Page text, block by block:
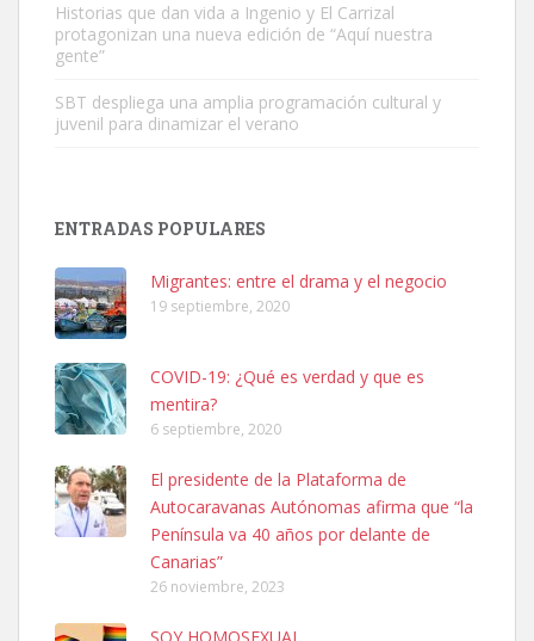
Leales.org » Gran Canaria
Ninfa perdida
El día 5 se los perdió una ninfa papillera, asustada tiene miedo a la
calle, se perdió por la zon...
Leales.org » Gran Canaria
6.7.2025
Historias que dan vida a Ingenio y El Carrizal
protagonizan una nueva edición de “Aquí nuestra
gente”
SBT despliega una amplia programación cultural y
juvenil para dinamizar el verano
ENTRADAS POPULARES
Migrantes: entre el drama y el negocio
19 septiembre, 2020
COVID-19: ¿Qué es verdad y que es
mentira?
6 septiembre, 2020
El presidente de la Plataforma de
Autocaravanas Autónomas afirma que “la
Península va 40 años por delante de
Canarias”
26 noviembre, 2023